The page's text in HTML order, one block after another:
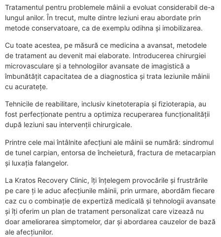
Tratamentul pentru problemele mâinii a evoluat considerabil de-a
lungul anilor. În trecut, multe dintre leziuni erau abordate prin
metode conservatoare, ca de exemplu odihna și imobilizarea.
Cu toate acestea, pe măsură ce medicina a avansat, metodele
de tratament au devenit mai elaborate. Introducerea chirurgiei
microvasculare și a tehnologiilor avansate de imagistică a
îmbunătățit capacitatea de a diagnostica și trata leziunile mâinii
cu acuratețe.
Tehnicile de reabilitare, inclusiv kinetoterapia și fizioterapia, au
fost perfecționate pentru a optimiza recuperarea funcționalității
după leziuni sau intervenții chirurgicale.
Printre cele mai întâlnite afecțiuni ale mâinii se numără: sindromul
de tunel carpian, entorsa de încheietură, fractura de metacarpian
și luxația falangelor.
La Kratos Recovery Clinic, îți înțelegem provocările și frustrările
pe care ți le aduc afecțiunile mâinii, prin urmare, abordăm fiecare
caz cu o combinație de expertiză medicală și tehnologii avansate
și îți oferim un plan de tratament personalizat care vizează nu
doar ameliorarea simptomelor, dar și abordarea cauzelor de bază
ale afecțiunilor.